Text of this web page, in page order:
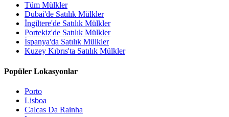
Tüm Mülkler
Dubai'de Satılık Mülkler
İngiltere'de Satılık Mülkler
Portekiz'de Satılık Mülkler
İspanya'da Satılık Mülkler
Kuzey Kıbrıs'ta Satılık Mülkler
Popüler Lokasyonlar
Porto
Lisboa
Calcas Da Rainha